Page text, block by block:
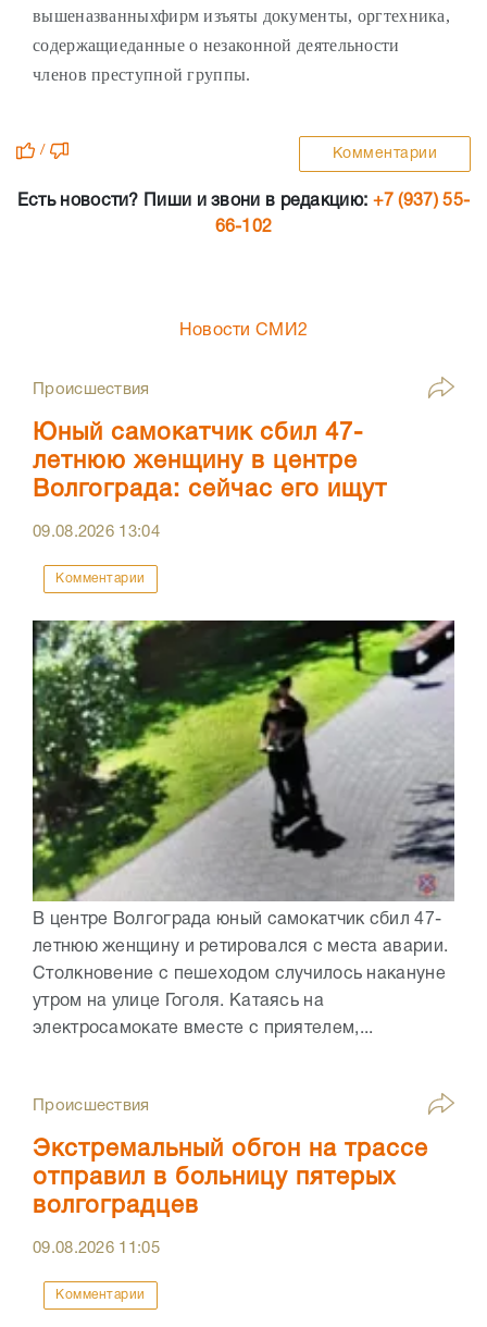
вышеназванныхфирм изъяты документы, оргтехника,
содержащиеданные о незаконной деятельности
членов преступной группы.
/ Комментарии
Есть новости? Пиши и звони в редакцию: +7 (937) 55-
66-102
Новости СМИ2
Происшествия
Юный самокатчик сбил 47-
летнюю женщину в центре
Волгограда: сейчас его ищут
09.08.2026 13:04
Комментарии
В центре Волгограда юный самокатчик сбил 47-
летнюю женщину и ретировался с места аварии.
Столкновение с пешеходом случилось накануне
утром на улице Гоголя. Катаясь на
электросамокате вместе с приятелем,...
Происшествия
Экстремальный обгон на трассе
отправил в больницу пятерых
волгоградцев
09.08.2026 11:05
Комментарии